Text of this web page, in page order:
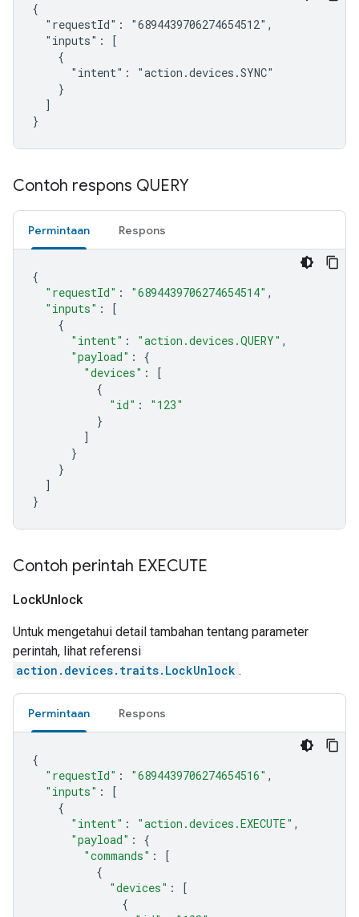
{
  "requestId": "6894439706274654512",
  "inputs": [
    {
      "intent": "action.devices.SYNC"
    }
  ]
}
Contoh respons QUERY
Permintaan Respons
{
"requestId" : "6894439706274654514" ,
"inputs" :
[
{
"intent" : "action.devices.QUERY" ,
"payload" :
{
"devices" :
[
{
"id" :
"123"
}
]
}
}
]
}
Contoh perintah EXECUTE
LockUnlock
Untuk mengetahui detail tambahan tentang parameter
perintah, lihat referensi
action.devices.traits.LockUnlock .
Permintaan Respons
{
"requestId" : "6894439706274654516" ,
"inputs" :
[
{
"intent" : "action.devices.EXECUTE" ,
"payload" :
{
"commands" :
[
{
"devices" :
[
{